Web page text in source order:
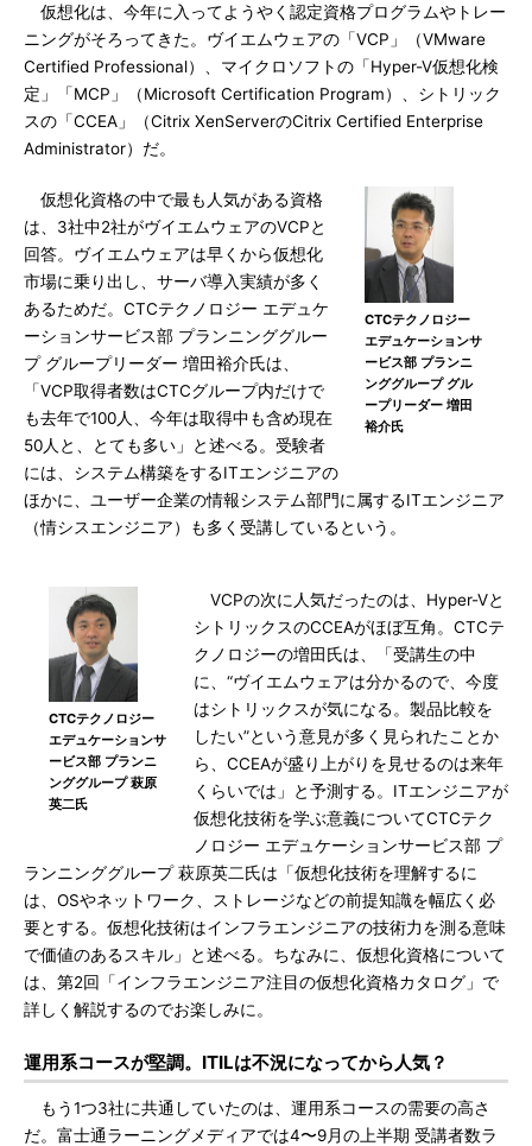
仮想化は、今年に入ってようやく認定資格プログラムやトレー
ニングがそろってきた。ヴイエムウェアの「VCP」（VMware
Certified Professional）、マイクロソフトの「Hyper-V仮想化検
定」「MCP」（Microsoft Certification Program）、シトリック
スの「CCEA」（Citrix XenServerのCitrix Certified Enterprise
Administrator）だ。
CTCテクノロジー
エデュケーションサ
ービス部 プランニ
ンググループ グル
ープリーダー 増田
裕介氏
仮想化資格の中で最も人気がある資格
は、3社中2社がヴイエムウェアのVCPと
回答。ヴイエムウェアは早くから仮想化
市場に乗り出し、サーバ導入実績が多く
あるためだ。CTCテクノロジー エデュケ
ーションサービス部 プランニンググルー
プ グループリーダー 増田裕介氏は、
「VCP取得者数はCTCグループ内だけで
も去年で100人、今年は取得中も含め現在
50人と、とても多い」と述べる。受験者
には、システム構築をするITエンジニアの
ほかに、ユーザー企業の情報システム部門に属するITエンジニア
（情シスエンジニア）も多く受講しているという。
CTCテクノロジー
エデュケーションサ
ービス部 プランニ
ンググループ 萩原
英二氏
VCPの次に人気だったのは、Hyper-Vと
シトリックスのCCEAがほぼ互角。CTCテ
クノロジーの増田氏は、「受講生の中
に、“ヴイエムウェアは分かるので、今度
はシトリックスが気になる。製品比較を
したい”という意見が多く見られたことか
ら、CCEAが盛り上がりを見せるのは来年
くらいでは」と予測する。ITエンジニアが
仮想化技術を学ぶ意義についてCTCテク
ノロジー エデュケーションサービス部 プ
ランニンググループ 萩原英二氏は「仮想化技術を理解するに
は、OSやネットワーク、ストレージなどの前提知識を幅広く必
要とする。仮想化技術はインフラエンジニアの技術力を測る意味
で価値のあるスキル」と述べる。ちなみに、仮想化資格について
は、第2回「インフラエンジニア注目の仮想化資格カタログ」で
詳しく解説するのでお楽しみに。
運用系コースが堅調。ITILは不況になってから人気？
もう1つ3社に共通していたのは、運用系コースの需要の高さ
だ。富士通ラーニングメディアでは4〜9月の上半期 受講者数ラ